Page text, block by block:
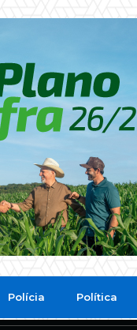
Polícia Política